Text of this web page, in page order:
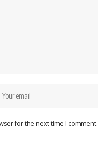
for the next time I comment.